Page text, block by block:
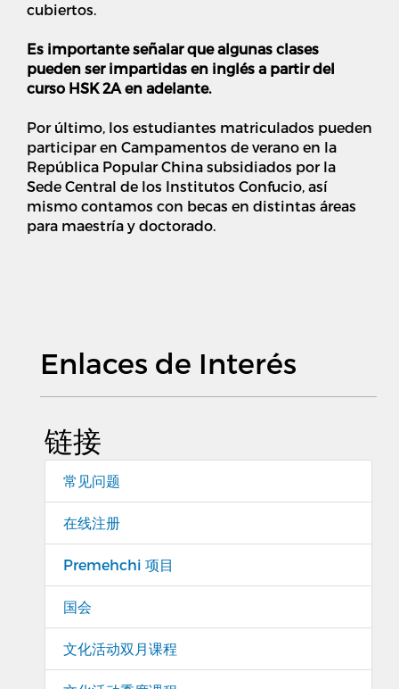
cubiertos.
Es importante señalar que algunas clases
pueden ser impartidas en inglés a partir del
curso HSK 2A en adelante.
Por último, los estudiantes matriculados pueden
participar en Campamentos de verano en la
República Popular China subsidiados por la
Sede Central de los Institutos Confucio, así
mismo contamos con becas en distintas áreas
para maestría y doctorado.
Enlaces de Interés
链接
常见问题
在线注册
Premehchi 项目
国会
文化活动双月课程